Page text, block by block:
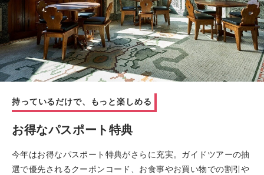
持っているだけで、もっと楽しめる
お得なパスポート特典
今年はお得なパスポート特典がさらに充実。ガイドツアーの抽
選で優先されるクーポンコード、お食事やお買い物での割引や
年に一度の一斉公開
パスポート公開61件
通常は非公開の近代建築や、普段は自由に出入りできない名建
築が、パスポートひとつで自由に見学できる特別な期間です。
人と出会う、深く知る
ガイドツアー約120コース
各建築の魅力や見どころを、所有者や設計者、専門家がガイド
役となって案内する建築ツアー。めったに見学する機会のない
大人も子どもも
各種イベント
親子で楽しめるワークショップから、トークイベント、お食事
付き企画まで。初心者にもわかりやすく、建築と楽しく出会え